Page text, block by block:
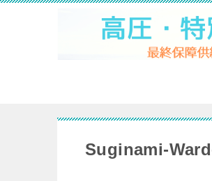
Suginami-